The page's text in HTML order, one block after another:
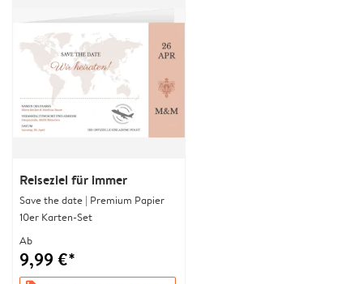
Reiseziel für immer
Save the date | Premium Papier
10er Karten-Set
Ab
9,99 €*